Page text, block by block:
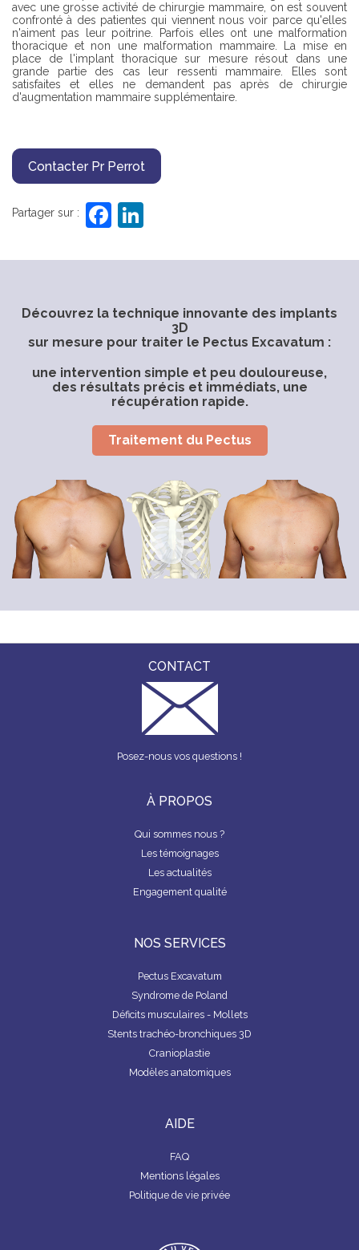
avec une grosse activité de chirurgie mammaire, on est souvent
confronté à des patientes qui viennent nous voir parce qu'elles
n'aiment pas leur poitrine. Parfois elles ont une malformation
thoracique et non une malformation mammaire. La mise en
place de l'implant thoracique sur mesure résout dans une
grande partie des cas leur ressenti mammaire. Elles sont
satisfaites et elles ne demandent pas après de chirurgie
d'augmentation mammaire supplémentaire.
Contacter Pr Perrot
Partager sur :
F
a
c
b
o
o
k
k
dI
n
Découvrez la technique innovante des implants
3D
sur mesure pour traiter le Pectus Excavatum :
une intervention simple et peu douloureuse,
des résultats précis et immédiats, une
récupération rapide.
Traitement du Pectus
CONTACT
Posez-nous vos questions !
À PROPOS
Qui sommes nous ?
Les témoignages
Les actualités
Engagement qualité
NOS SERVICES
Pectus Excavatum
Syndrome de Poland
Déficits musculaires - Mollets
Stents trachéo-bronchiques 3D
Cranioplastie
Modèles anatomiques
AIDE
FAQ
Mentions légales
Politique de vie privée